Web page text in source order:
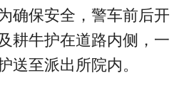
确保安全，警车前后开
耕牛护在道路内侧，一
送至派出所院内。